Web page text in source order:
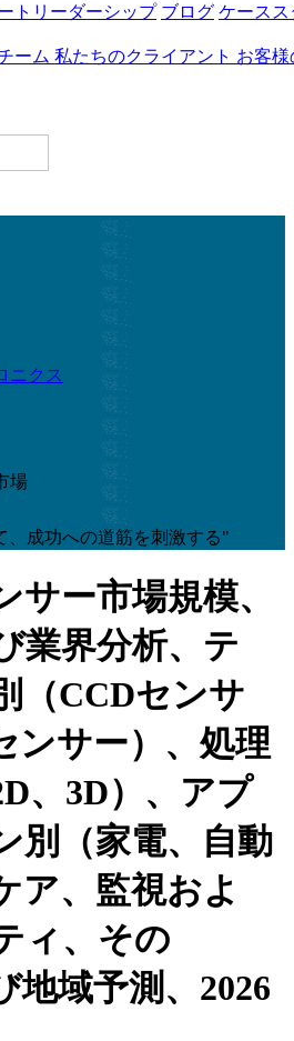
トリーダーシップ ブログ ケースス
ーム 私たちのクライアント お客
ニクス
場
、成功への道筋を刺激する"
サー市場規模、
業界分析、テ
（CCDセンサ
ンサー）、処理
、3D）、アプ
別（家電、自動
ア、監視およ
ィ、その
地域予測、2026